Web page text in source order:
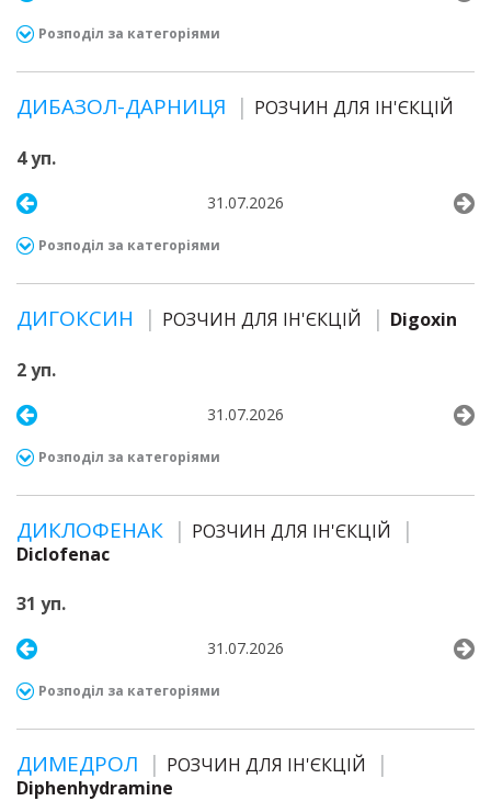
Розподіл за категоріями
ДИБАЗОЛ-ДАРНИЦЯ РОЗЧИН ДЛЯ ІН'ЄКЦІЙ
4 уп.
31.07.2026
Розподіл за категоріями
ДИГОКСИН РОЗЧИН ДЛЯ ІН'ЄКЦІЙ Digoxin
2 уп.
31.07.2026
Розподіл за категоріями
ДИКЛОФЕНАК
РОЗЧИН ДЛЯ ІН'ЄКЦІЙ
Diclofenac
31 уп.
31.07.2026
Розподіл за категоріями
ДИМЕДРОЛ
РОЗЧИН ДЛЯ ІН'ЄКЦІЙ
Diphenhydramine